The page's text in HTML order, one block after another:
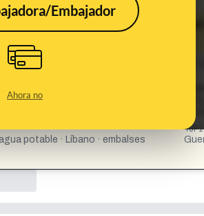
Embajador
Ahora no
la presa de Qaraoun, en
This content has not yet been
ACABA DE BOMBARDEAR LA PRESA DE
LA POBLACIÓN CIVIL DE LAS ALDEAS
VITAL. ESTO ES UN ACTO DE
potable · Líbano · embalses